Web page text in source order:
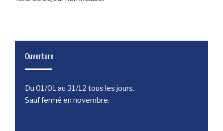
Ouverture
Du 01/01 au 31/12 tous les jours.
Sauf fermé en novembre.